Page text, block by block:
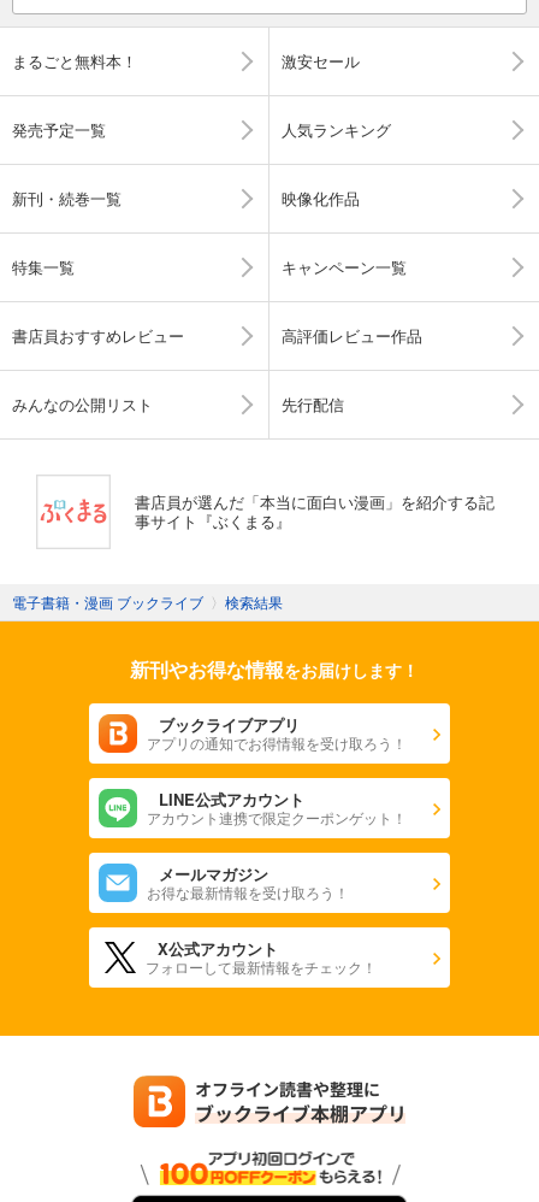
まるごと無料本！ 激安セール
発売予定一覧 人気ランキング
新刊・続巻一覧 映像化作品
特集一覧 キャンペーン一覧
書店員おすすめレビュー 高評価レビュー作品
みんなの公開リスト 先行配信
書店員が選んだ「本当に面白い漫画」を紹介する記
事サイト『ぶくまる』
電子書籍・漫画 ブックライブ 〉 検索結果
新刊やお得な情報をお届けします！
ブックライブアプリ
アプリの通知でお得情報を受け取ろう！
LINE公式アカウント
アカウント連携で限定クーポンゲット！
メールマガジン
お得な最新情報を受け取ろう！
X公式アカウント
フォローして最新情報をチェック！